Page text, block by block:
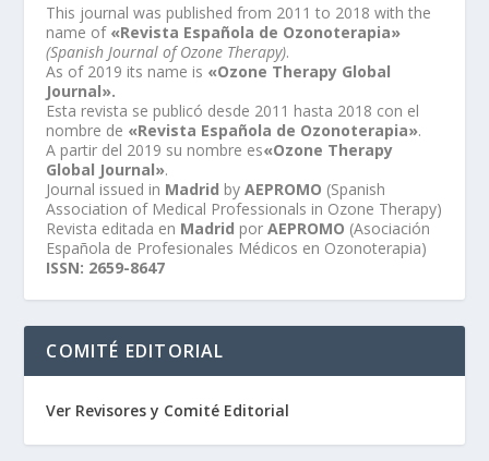
This journal was published from 2011 to 2018 with the
name of «Revista Española de Ozonoterapia»
(Spanish Journal of Ozone Therapy).
As of 2019 its name is «Ozone Therapy Global
Journal».
Esta revista se publicó desde 2011 hasta 2018 con el
nombre de «Revista Española de Ozonoterapia».
A partir del 2019 su nombre es«Ozone Therapy
Global Journal».
Journal issued in Madrid byAEPROMO (Spanish
Association of Medical Professionals in Ozone Therapy)
Revista editada en Madrid porAEPROMO (Asociación
Española de Profesionales Médicos en Ozonoterapia)
ISSN: 2659-8647
COMITÉ EDITORIAL
Ver Revisores y Comité Editorial